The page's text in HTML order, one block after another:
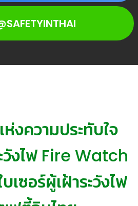
งความประทับใจ
วังไฟ Fire Watch
เซอร์ผู้เฝ้าระวังไฟ